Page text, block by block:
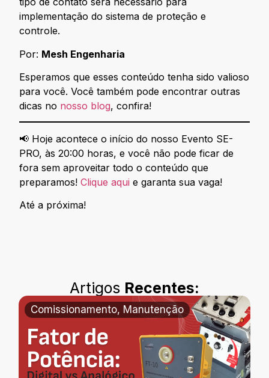
implementação do sistema de proteção e
controle.
Por: Mesh Engenharia
Esperamos que esses conteúdo tenha sido valioso
para você. Você também pode encontrar outras
dicas no nosso blog, confira!
📢 Hoje acontece o início do nosso Evento SE-
PRO, às 20:00 horas, e você não pode ficar de
fora sem aproveitar todo o conteúdo que
preparamos!Clique aqui e garanta sua vaga!
Até a próxima!
Artigos Recentes:
Comissionamento, Manutenção